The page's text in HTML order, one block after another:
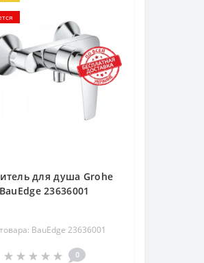
для душа Grohe
BauEdge 23636001
BauEdge 23636001
0